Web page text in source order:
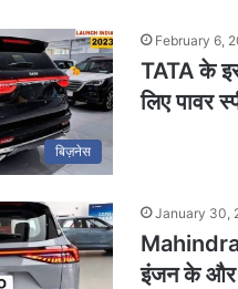
बिज़नेस
February 6,
TATA के
लिए पावर
January 30,
Mahindra
इंजन के और